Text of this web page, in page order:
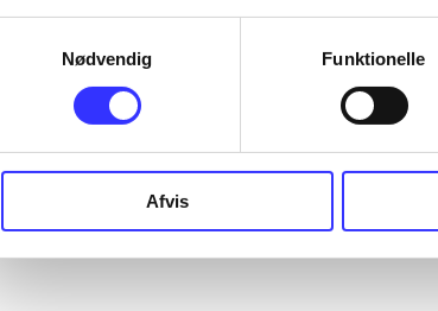
Nødvendig
Funktionelle
Afvis
...